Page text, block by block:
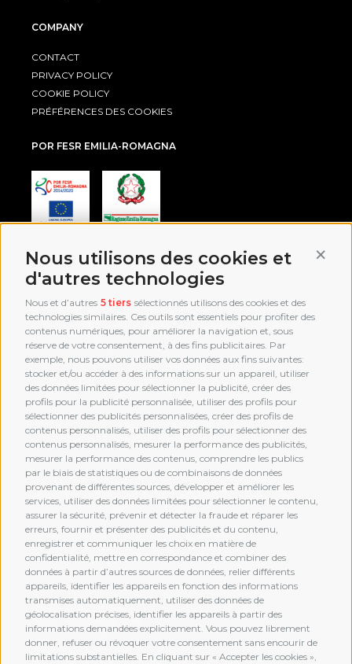
Nous utilisons des cookies et
d'autres technologies
Nous et d’autres 5 tiers sélectionnés utilisons des cookies et des
technologies similaires. Ces outils sont essentiels pour profiter des
contenus numériques, pour améliorer la navigation et, sous
réserve de votre consentement, à des fins publicitaires. Par
exemple, nous pouvons utiliser vos données aux fins suivantes:
stocker et/ou accéder à des informations sur un appareil, utiliser
des données limitées pour sélectionner la publicité, créer des
profils pour la publicité personnalisée, utiliser des profils pour
sélectionner des publicités personnalisées, créer des profils de
contenus personnalisés, utiliser des profils pour sélectionner des
contenus personnalisés, mesurer la performance des publicités,
mesurer la performance des contenus, comprendre les publics
par le biais de statistiques ou de combinaisons de données
provenant de différentes sources, développer et améliorer les
services, utiliser des données limitées pour sélectionner le contenu,
assurer la sécurité, prévenir et détecter la fraude et réparer les
erreurs, fournir et présenter des publicités et du contenu,
enregistrer et communiquer les choix en matière de
confidentialité, mettre en correspondance et combiner des
données à partir d’autres sources de données, relier différents
appareils, identifier les appareils en fonction des informations
transmises automatiquement, utiliser des données de
géolocalisation précises, identifier les appareils à partir des
informations demandées explicitement. Vous pouvez librement
donner, refuser ou révoquer votre consentement sans encourir de
limitations substantielles. En cliquant sur « Accepter les cookies »,
COMPANY
CONTACT
PRIVACY POLICY
COOKIE POLICY
PRÉFÉRENCES DES COOKIES
POR FESR EMILIA-ROMAGNA
AWARD
MEMBERSHIP